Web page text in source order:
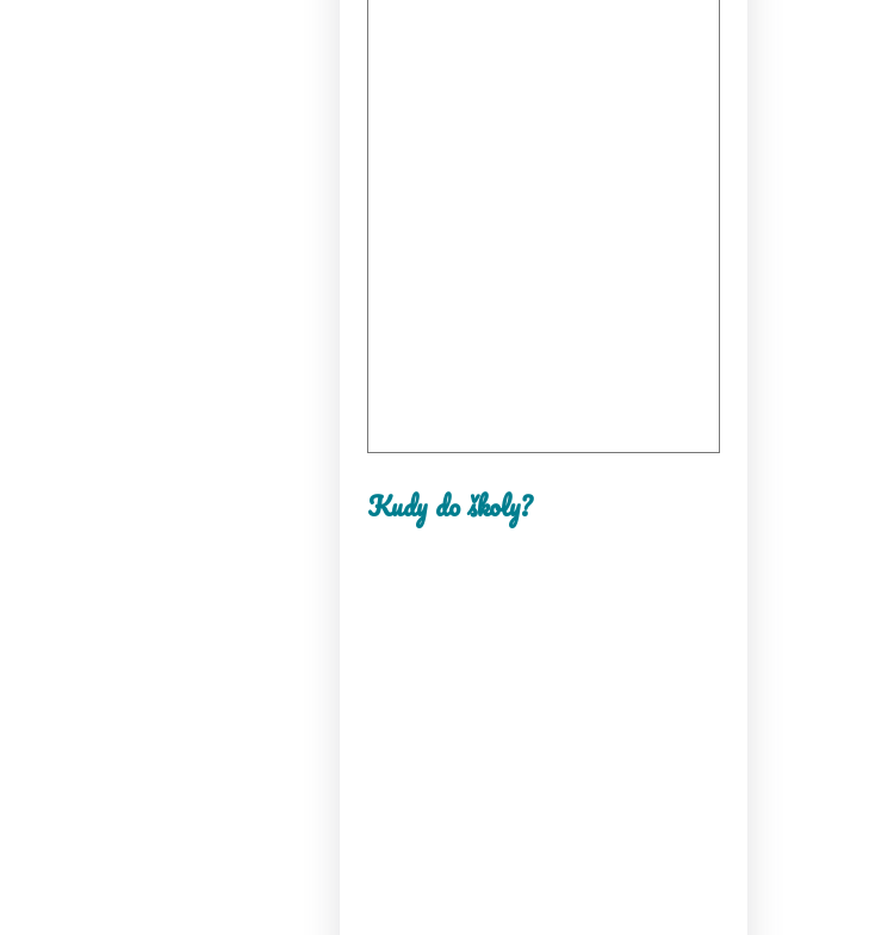
Kudy do školy?